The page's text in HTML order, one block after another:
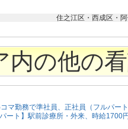
住之江区・西成区・
内の他の
コマ勤務で準社員、正社員（フルパー
ート】駅前診療所・外来、時給1700